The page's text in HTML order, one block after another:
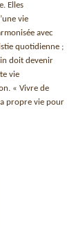
Elles
vie
avec
quotidienne ;
doit devenir
vie
« Vivre de
propre vie pour